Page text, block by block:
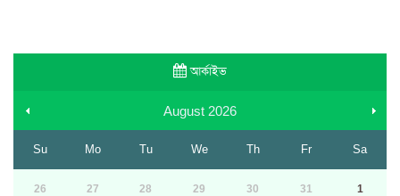
আর্কাইভ
August 2026
Su Mo Tu We Th Fr Sa
26 27 28 29 30 31 1